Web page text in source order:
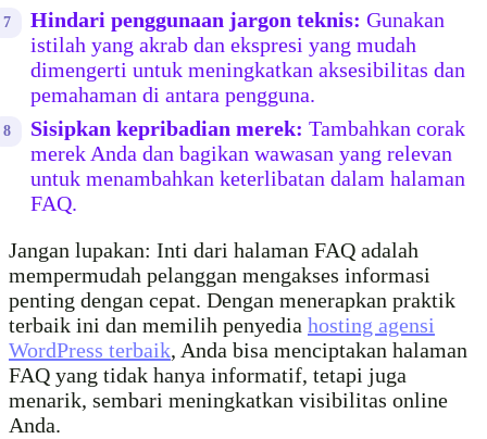
Hindari penggunaan jargon teknis: Gunakan
istilah yang akrab dan ekspresi yang mudah
dimengerti untuk meningkatkan aksesibilitas dan
pemahaman di antara pengguna.
Sisipkan kepribadian merek: Tambahkan corak
merek Anda dan bagikan wawasan yang relevan
untuk menambahkan keterlibatan dalam halaman
FAQ.
Jangan lupakan: Inti dari halaman FAQ adalah
mempermudah pelanggan mengakses informasi
penting dengan cepat. Dengan menerapkan praktik
terbaik ini dan memilih penyedia hosting agensi
WordPress terbaik, Anda bisa menciptakan halaman
FAQ yang tidak hanya informatif, tetapi juga
menarik, sembari meningkatkan visibilitas online
Anda.